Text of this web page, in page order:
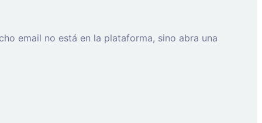
email no está en la plataforma, sino abra una